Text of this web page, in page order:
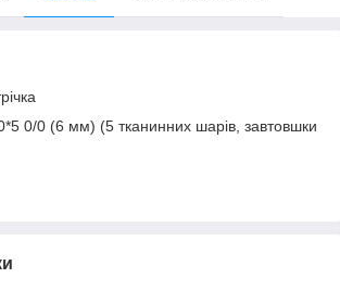
0/0 (6 мм) (5 тканинних шарів, завтовшки